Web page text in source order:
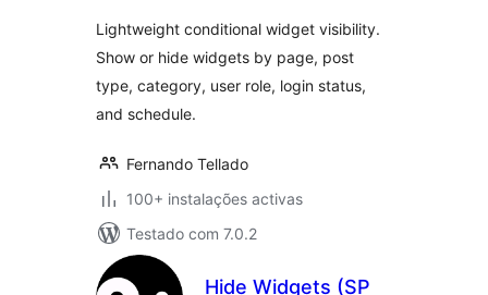
Lightweight conditional widget visibility.
Show or hide widgets by page, post
type, category, user role, login status,
and schedule.
Fernando Tellado
100+ instalações activas
Testado com 7.0.2
Hide Widgets (SP